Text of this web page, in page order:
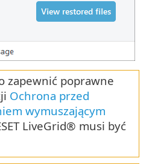
zapewnić poprawne
Ochrona przed
wymuszającym
LiveGrid® musi być